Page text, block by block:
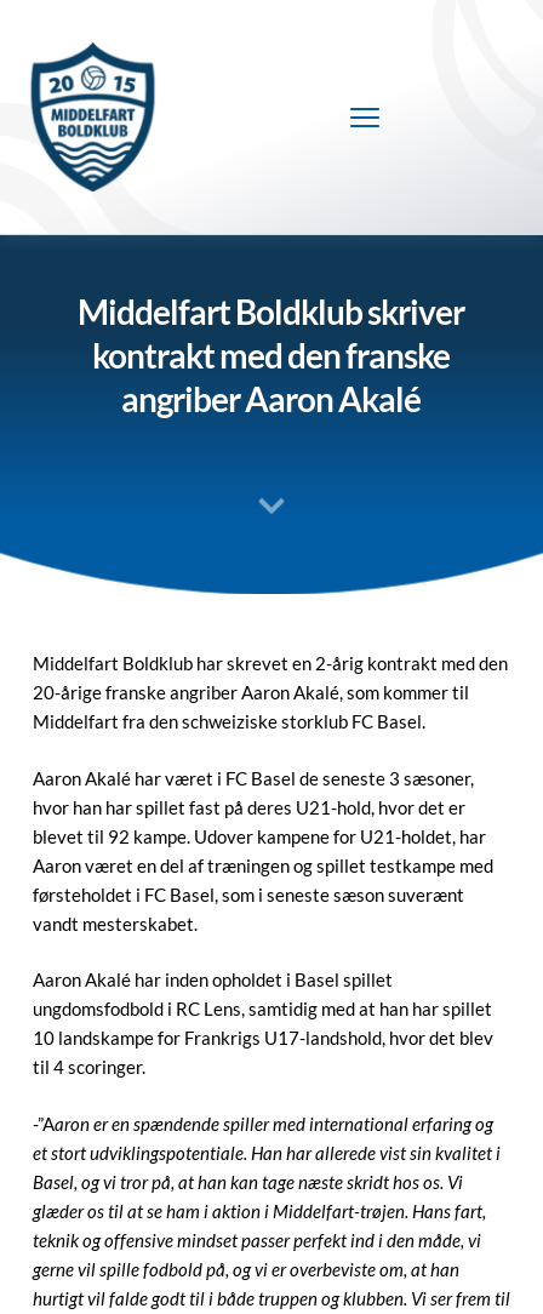
Middelfart Boldklub skriver
kontrakt med den franske
angriber Aaron Akalé
Middelfart Boldklub har skrevet en 2-årig kontrakt med den
20-årige franske angriber Aaron Akalé, som kommer til
Middelfart fra den schweiziske storklub FC Basel.
Aaron Akalé har været i FC Basel de seneste 3 sæsoner,
hvor han har spillet fast på deres U21-hold, hvor det er
blevet til 92 kampe. Udover kampene for U21-holdet, har
Aaron været en del af træningen og spillet testkampe med
førsteholdet i FC Basel, som i seneste sæson suverænt
vandt mesterskabet.
Aaron Akalé har inden opholdet i Basel spillet
ungdomsfodbold i RC Lens, samtidig med at han har spillet
10 landskampe for Frankrigs U17-landshold, hvor det blev
til 4 scoringer.
-”Aaron er en spændende spiller med international erfaring og
et stort udviklingspotentiale. Han har allerede vist sin kvalitet i
Basel, og vi tror på, at han kan tage næste skridt hos os. Vi
glæder os til at se ham i aktion i Middelfart-trøjen. Hans fart,
teknik og offensive mindset passer perfekt ind i den måde, vi
gerne vil spille fodbold på, og vi er overbeviste om, at han
hurtigt vil falde godt til i både truppen og klubben. Vi ser frem til